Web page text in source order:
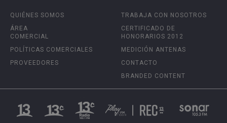
QUIÉNES SOMOS
ÁREA
COMERCIAL
POLÍTICAS COMERCIALES
PROVEEDORES
TRABAJA CON NOSOTROS
CERTIFICADO DE
HONORARIOS 2012
MEDICIÓN ANTENAS
CONTACTO
BRANDED CONTENT